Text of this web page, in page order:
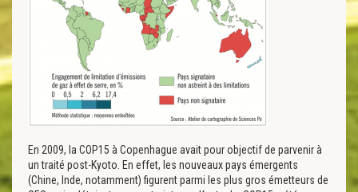
En 2009, la COP15 à Copenhague avait pour objectif de parvenir à
un traité post-Kyoto. En effet, les nouveaux pays émergents
(Chine, Inde, notamment) figurent parmi les plus gros émetteurs de